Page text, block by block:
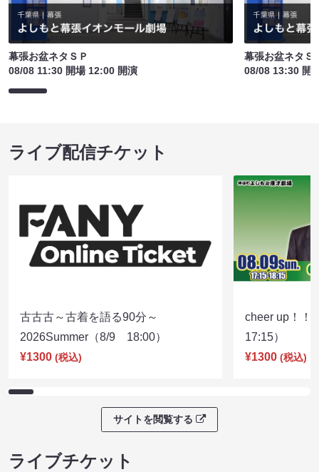
幕張お盆ネタＳＰ
08/08 11:30 開場 12:00 開演
幕張お盆ネタＳ
08/08 13:30 開
ライブ配信チケット
古古古～古着を語る90分～
2026Summer（8/9 18:00）
¥1300 (税込)
cheer up！
17:15）
¥1300 (税込)
サイトを閲覧する
ライブチケット